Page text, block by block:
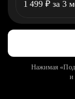
1 499 ₽ за 3
Нажимая
и